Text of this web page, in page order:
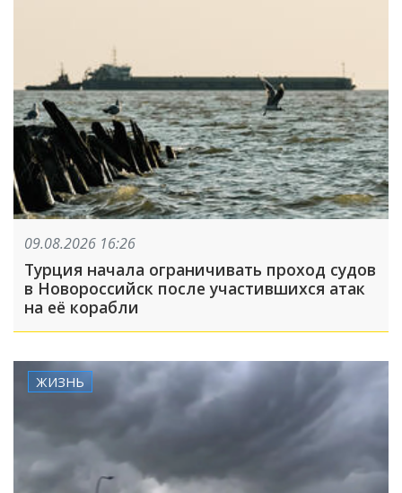
09.08.2026 16:26
Турция начала ограничивать проход судов
в Новороссийск после участившихся атак
на её корабли
ЖИЗНЬ